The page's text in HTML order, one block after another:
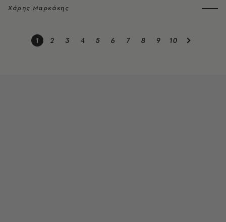
Χάρης Μαρκάκης
1 2 3 4 5 6 7 8 9 10